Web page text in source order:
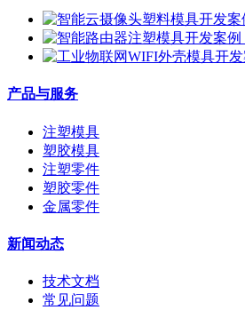
产品与服务
注塑模具
塑胶模具
注塑零件
塑胶零件
金属零件
新闻动态
技术文档
常见问题